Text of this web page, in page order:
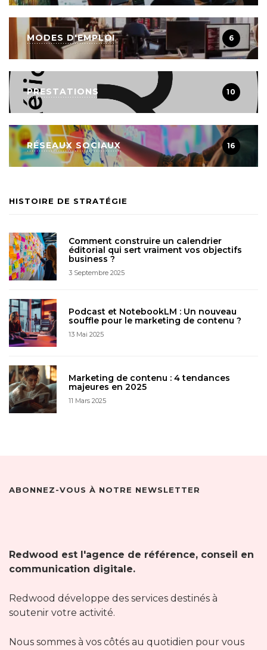
MODES D'EMPLOI 6
PRESTATIONS 10
RÉSEAUX SOCIAUX 16
HISTOIRE DE STRATÉGIE
Comment construire un calendrier
éditorial qui sert vraiment vos objectifs
business ?
3 Septembre 2025
Podcast et NotebookLM : Un nouveau
souffle pour le marketing de contenu ?
13 Mai 2025
Marketing de contenu : 4 tendances
majeures en 2025
11 Mars 2025
ABONNEZ-VOUS À NOTRE NEWSLETTER
Redwood est l'agence de référence, conseil en
communication digitale.
Redwood développe des services destinés à
soutenir votre activité.
Nous sommes à vos côtés au quotidien pour vous